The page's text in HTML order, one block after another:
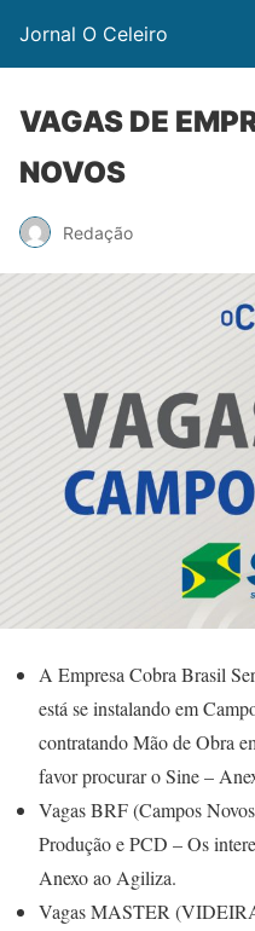
Jornal O Celeiro
VAGAS DE
NOVOS
Redação
A Empresa Cobra Brasil
está se instalando em
contratando Mão de Obra
favor procurar o Sine –
Vagas BRF (Campos
Produção e PCD – Os
Anexo ao Agiliza.
Vagas MASTER